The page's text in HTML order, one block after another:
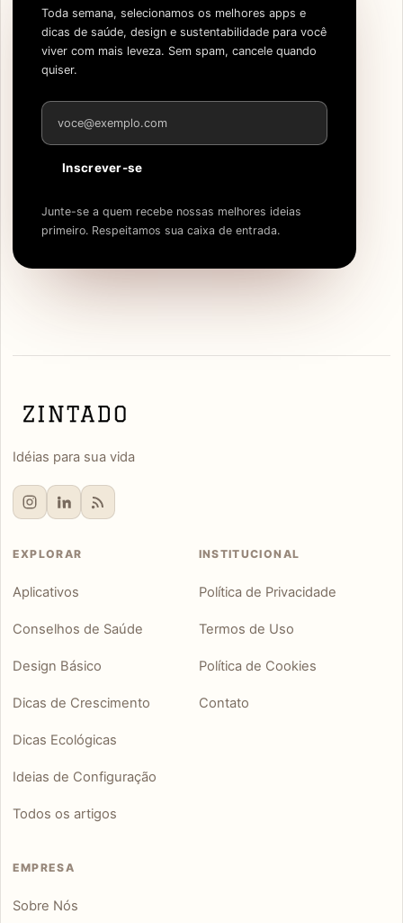
Toda semana, selecionamos os melhores apps e
dicas de saúde, design e sustentabilidade para você
viver com mais leveza. Sem spam, cancele quando
quiser.
Endereço de e-mail
Inscrever-se
Junte-se a quem recebe nossas melhores ideias
primeiro. Respeitamos sua caixa de entrada.
Idéias para sua vida
EXPLORAR
Aplicativos
Conselhos de Saúde
Design Básico
Dicas de Crescimento
Dicas Ecológicas
Ideias de Configuração
Todos os artigos
INSTITUCIONAL
Política de Privacidade
Termos de Uso
Política de Cookies
Contato
EMPRESA
Sobre Nós